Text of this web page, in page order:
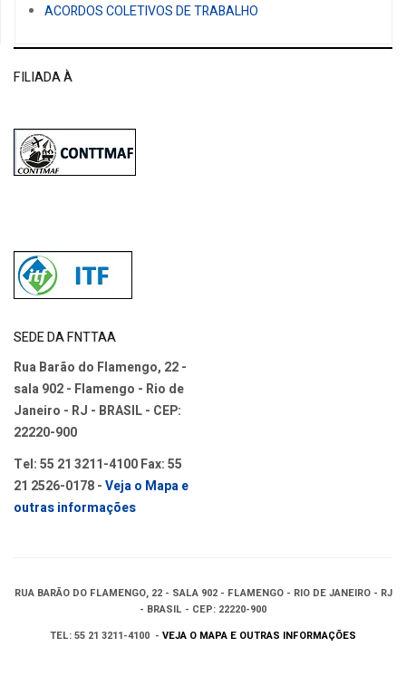
ACORDOS COLETIVOS DE TRABALHO
FILIADA À
SEDE DA FNTTAA
Rua Barão do Flamengo, 22 -
sala 902 - Flamengo - Rio de
Janeiro - RJ - BRASIL - CEP:
22220-900
Tel: 55 21 3211-4100 Fax: 55
21 2526-0178 -Veja o Mapa e
outras informações
RUA BARÃO DO FLAMENGO, 22 - SALA 902 - FLAMENGO - RIO DE JANEIRO - RJ
- BRASIL - CEP: 22220-900
TEL: 55 21 3211-4100 - VEJA O MAPA E OUTRAS INFORMAÇÕES